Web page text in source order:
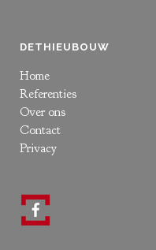
DETHIEUBOUW
Home
Referenties
Over ons
Contact
Privacy